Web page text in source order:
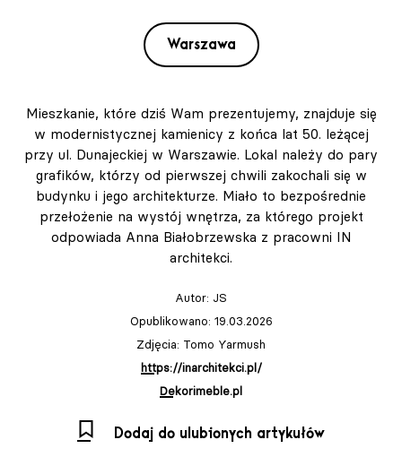
Warszawa
Mieszkanie, które dziś Wam prezentujemy, znajduje się
w modernistycznej kamienicy z końca lat 50. leżącej
przy ul. Dunajeckiej w Warszawie. Lokal należy do pary
grafików, którzy od pierwszej chwili zakochali się w
budynku i jego architekturze. Miało to bezpośrednie
przełożenie na wystój wnętrza, za którego projekt
odpowiada Anna Białobrzewska z pracowni IN
architekci.
Autor: JS
Opublikowano: 19.03.2026
Zdjęcia: Tomo Yarmush
https://inarchitekci.pl/
Dekorimeble.pl
Dodaj do ulubionych artykułów